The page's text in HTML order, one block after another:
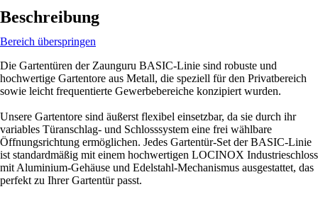
Beschreibung
Bereich überspringen
Die Gartentüren der Zaunguru BASIC-Linie sind robuste und
hochwertige Gartentore aus Metall, die speziell für den Privatbereich
sowie leicht frequentierte Gewerbebereiche konzipiert wurden.
Unsere Gartentore sind äußerst flexibel einsetzbar, da sie durch ihr
variables Türanschlag- und Schlosssystem eine frei wählbare
Öffnungsrichtung ermöglichen. Jedes Gartentür-Set der BASIC-Linie
ist standardmäßig mit einem hochwertigen LOCINOX Industrieschloss
mit Aluminium-Gehäuse und Edelstahl-Mechanismus ausgestattet, das
perfekt zu Ihrer Gartentür passt.